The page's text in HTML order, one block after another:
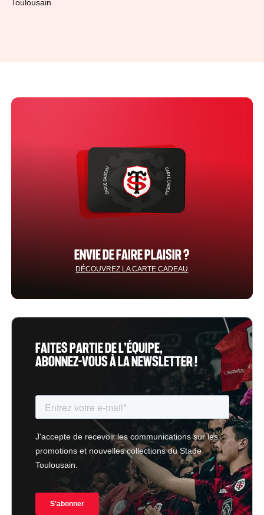
Toulousain
ENVIE DE FAIRE PLAISIR ?
DÉCOUVREZ LA CARTE CADEAU
FAITES PARTIE DE L’ÉQUIPE,
ABONNEZ-VOUS À LA NEWSLETTER !